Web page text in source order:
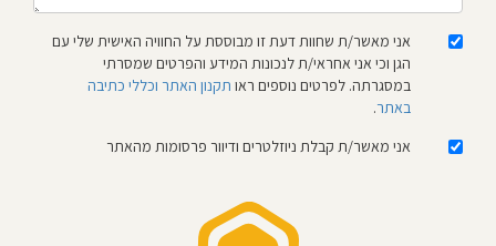
אני מאשר/ת שחוות דעת זו מבוססת על החוויה האישית שלי עם
הגן וכי אני אחראי/ת לנכונות המידע והפרטים שמסרתי
במסגרתה. לפרטים נוספים ראו תקנון האתר וכללי כתיבה
באתר.
אני מאשר/ת קבלת ניוזלטרים ודיוור פרסומות מהאתר